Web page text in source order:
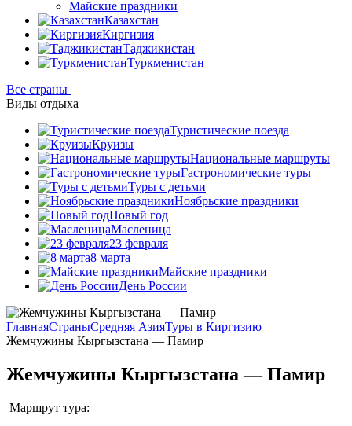
Майские праздники
Казахстан
Киргизия
Таджикистан
Туркменистан
Все страны
Виды отдыха
Туристические поезда
Круизы
Национальные маршруты
Гастрономические туры
Туры с детьми
Ноябрьские праздники
Новый год
Масленица
23 февраля
8 марта
Майские праздники
День России
ГлавнаяСтраныСредняя АзияТуры в Киргизию
Жемчужины Кыргызстана — Памир
Жемчужины Кыргызстана — Памир
Маршрут тура: